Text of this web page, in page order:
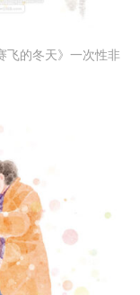
飞的冬天》一次性非